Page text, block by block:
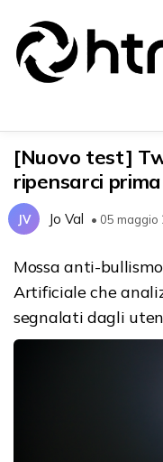
[Nuovo test]
ripensarci
JV Jo Val • 05 maggio
Mossa anti-
Artificiale che
segnalati dagli